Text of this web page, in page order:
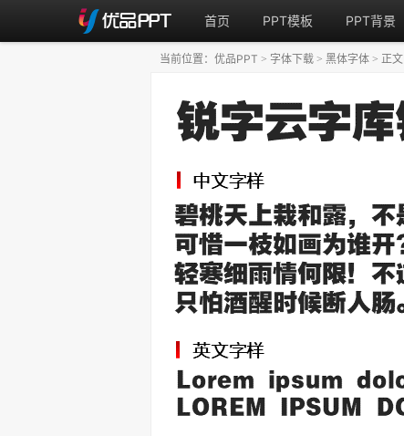
首页 PPT模板 PPT背景
当前位置： 优品PPT > 字体下载 > 黑体字体 > 正文